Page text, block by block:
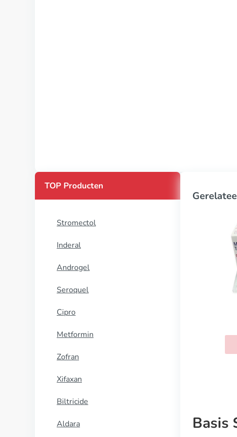
TOP Producten
Stromectol
Inderal
Androgel
Seroquel
Cipro
Metformin
Zofran
Xifaxan
Biltricide
Aldara Basis